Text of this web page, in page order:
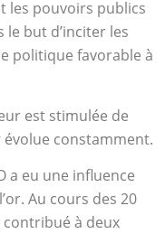
les pouvoirs publics
but d’inciter les
politique favorable à
est stimulée de
évolue constamment.
a eu une influence
Au cours des 20
contribué à deux